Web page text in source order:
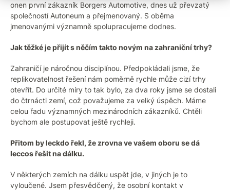
onen první zákazník Borgers Automotive, dnes už převzatý
společností Autoneum a přejmenovaný. S oběma
jmenovanými významně spolupracujeme dodnes.
Jak těžké je přijít s něčím takto novým na zahraniční trhy?
Zahraničí je náročnou disciplínou. Předpokládali jsme, že
replikovatelnost řešení nám poměrně rychle může cizí trhy
otevřít. Do určité míry to tak bylo, za dva roky jsme se dostali
do čtrnácti zemí, což považujeme za velký úspěch. Máme
celou řadu významných mezinárodních zákazníků. Chtěli
bychom ale postupovat ještě rychleji.
Přitom by leckdo řekl, že zrovna ve vašem oboru se dá
leccos řešit na dálku.
V některých zemích na dálku uspět jde, v jiných je to
vyloučené. Jsem přesvědčený, že osobní kontakt v